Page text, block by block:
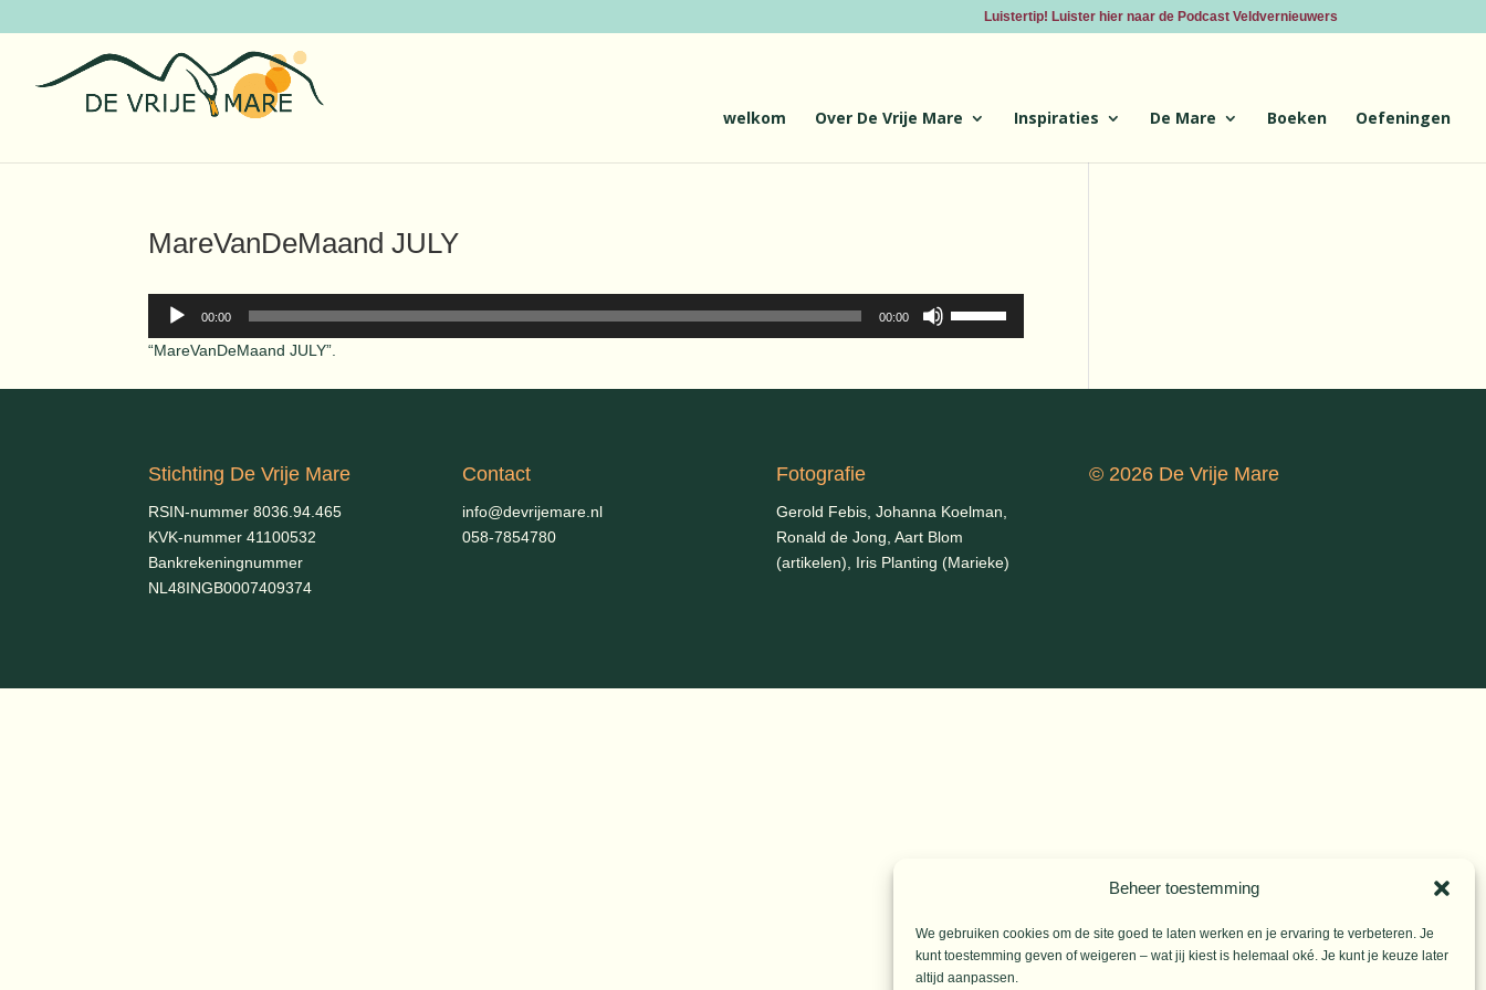
Beheer toestemming
We gebruiken cookies om de site goed te laten werken en je ervaring te verbeteren. Je
kunt toestemming geven of weigeren – wat jij kiest is helemaal oké. Je kunt je keuze later
altijd aanpassen.
Luistertip! Luister hier naar de Podcast Veldvernieuwers
welkom Over De Vrije Mare Inspiraties De Mare Boeken Oefeningen
MareVanDeMaand JULY
Audiospeler
00:00 00:00
of
te
verlagen.
“MareVanDeMaand JULY”.
Stichting De Vrije Mare
RSIN-nummer 8036.94.465
KVK-nummer 41100532
Bankrekeningnummer
NL48INGB0007409374
Contact
info@devrijemare.nl
058-7854780
Fotografie
Gerold Febis, Johanna Koelman,
Ronald de Jong, Aart Blom
(artikelen), Iris Planting (Marieke)
© 2026 De Vrije Mare